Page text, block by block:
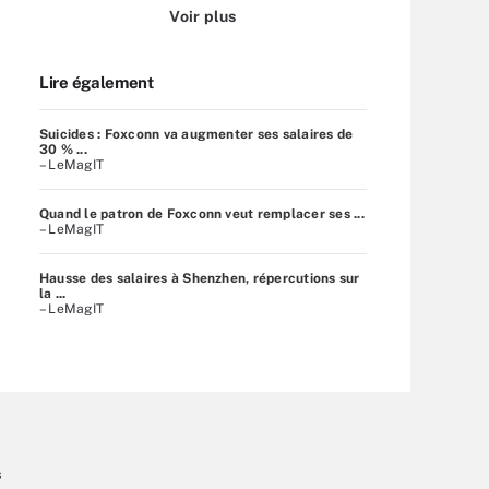
Voir plus
Lire également
Suicides : Foxconn va augmenter ses salaires de
30 % ...
– LeMagIT
Quand le patron de Foxconn veut remplacer ses ...
– LeMagIT
Hausse des salaires à Shenzhen, répercutions sur
la ...
– LeMagIT